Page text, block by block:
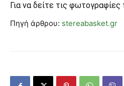
Για να δείτε τις
Πηγή άρθρου: stereabasket.gr